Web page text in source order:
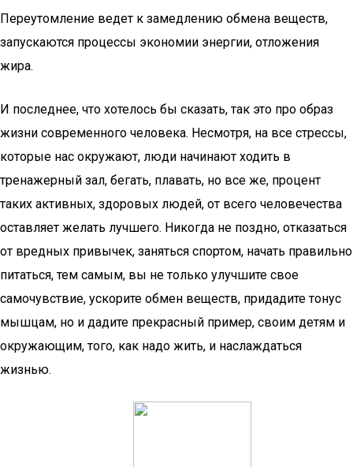
Переутомление ведет к замедлению обмена веществ,
запускаются процессы экономии энергии, отложения
жира.
И последнее, что хотелось бы сказать, так это про образ
жизни современного человека. Несмотря, на все стрессы,
которые нас окружают, люди начинают ходить в
тренажерный зал, бегать, плавать, но все же, процент
таких активных, здоровых людей, от всего человечества
оставляет желать лучшего. Никогда не поздно, отказаться
от вредных привычек, заняться спортом, начать правильно
питаться, тем самым, вы не только улучшите свое
самочувствие, ускорите обмен веществ, придадите тонус
мышцам, но и дадите прекрасный пример, своим детям и
окружающим, того, как надо жить, и наслаждаться
жизнью.